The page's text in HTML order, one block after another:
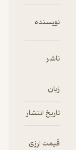
نویسنده
ناشر
زبان
تاریخ انتشار
قیمت ارزی